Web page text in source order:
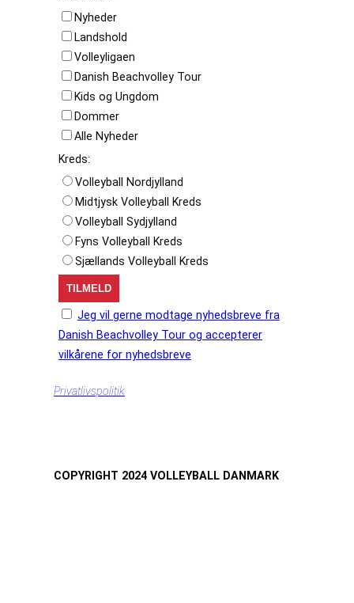
Nyheder
Landshold
Volleyligaen
Danish Beachvolley Tour
Kids og Ungdom
Dommer
Alle Nyheder
Kreds:
Volleyball Nordjylland
Midtjysk Volleyball Kreds
Volleyball Sydjylland
Fyns Volleyball Kreds
Sjællands Volleyball Kreds
Jeg vil gerne modtage nyhedsbreve fra
Danish Beachvolley Tour og accepterer
vilkårene for nyhedsbreve
Privatlivspolitik
COPYRIGHT 2024 VOLLEYBALL DANMARK